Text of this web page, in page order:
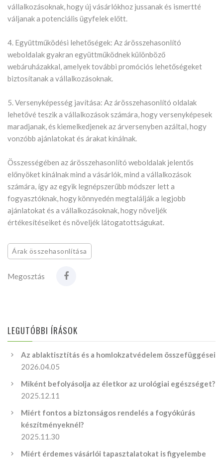
vállalkozásoknak, hogy új vásárlókhoz jussanak és ismertté
váljanak a potenciális ügyfelek előtt.
4. Együttműködési lehetőségek: Az árösszehasonlító
weboldalak gyakran együttműködnek különböző
webáruházakkal, amelyek további promóciós lehetőségeket
biztosítanak a vállalkozásoknak.
5. Versenyképesség javítása: Az árösszehasonlító oldalak
lehetővé teszik a vállalkozások számára, hogy versenyképesek
maradjanak, és kiemelkedjenek az árversenyben azáltal, hogy
vonzóbb ajánlatokat és árakat kínálnak.
Összességében az árösszehasonlító weboldalak jelentős
előnyöket kínálnak mind a vásárlók, mind a vállalkozások
számára, így az egyik legnépszerűbb módszer lett a
fogyasztóknak, hogy könnyedén megtalálják a legjobb
ajánlatokat és a vállalkozásoknak, hogy növeljék
értékesítéseiket és növeljék látogatottságukat.
Árak összehasonlítása
Megosztás
LEGUTÓBBI ÍRÁSOK
Az ablaktisztítás és a homlokzatvédelem összefüggései
2026.04.05
Miként befolyásolja az életkor az urológiai egészséget?
2025.12.11
Miért fontos a biztonságos rendelés a fogyókúrás
készítményeknél?
2025.11.30
Miért érdemes vásárlói tapasztalatokat is figyelembe